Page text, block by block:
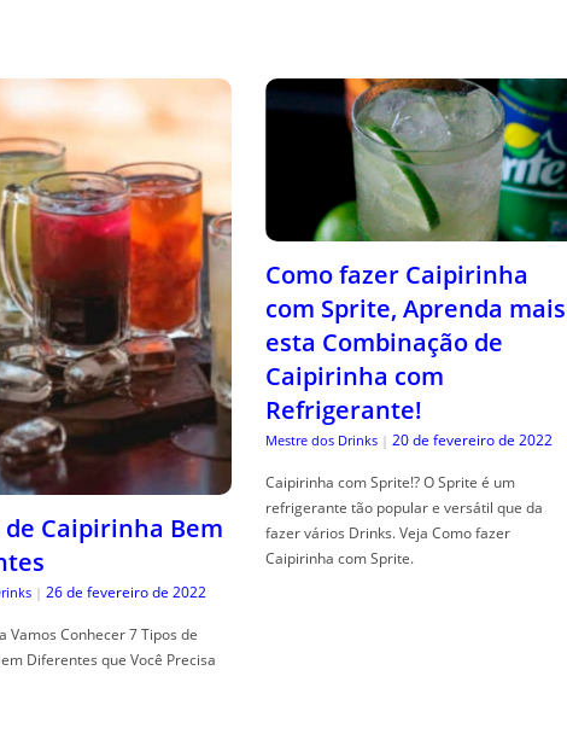
de Caipirinha Bem
| 26 de fevereiro de 2022
Vamos Conhecer 7 Tipos de
Diferentes que Você Precisa
Como fazer Caipirinha
com Sprite, Aprenda mais
esta Combinação de
Caipirinha com
Refrigerante!
Mestre dos Drinks | 20 de fevereiro de 2022
Caipirinha com Sprite!? O Sprite é um
refrigerante tão popular e versátil que da
fazer vários Drinks. Veja Como fazer
Caipirinha com Sprite.